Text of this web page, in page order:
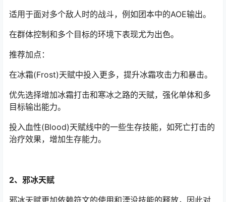
适用于面对多个敌人时的战斗，例如团本中的AOE输出。
在群体控制和多个目标的环境下表现尤为出色。
推荐加点：
在冰霜(Frost)天赋中投入更多，提升冰霜攻击力和暴击。
优先选择增加冰霜打击和寒冰之路的天赋，强化单体和多
目标输出能力。
投入血性(Blood)天赋线中的一些生存技能，如死亡打击的
治疗效果，增加生存能力。
2、邪冰天赋